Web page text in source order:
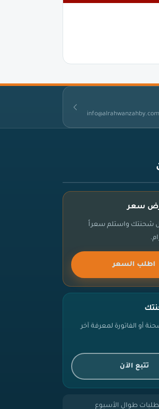
info@alrahwanzahby.com
سعر
شحنتك واستلم سعراً
اطلب السعر
أو الفاتورة لمعرفة آخر
تتبع الآن
طوال الأسبوع